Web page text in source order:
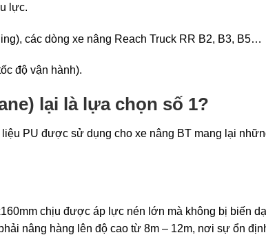
lực.
các dòng xe nâng Reach Truck RR B2, B3, B5…
độ vận hành).
lại là lựa chọn số 1?
PU được sử dụng cho xe nâng BT mang lại
chịu được áp lực nén lớn mà không bị biến
nâng hàng lên độ cao từ 8m – 12m, nơi sự ổn